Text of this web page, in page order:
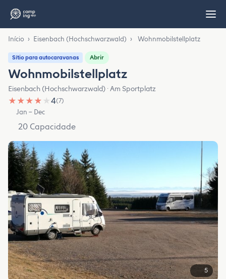
Início › Eisenbach (Hochschwarzwald) › Wohnmobilstellplatz
Sítio para autocaravanas Abrir
Wohnmobilstellplatz
Eisenbach (Hochschwarzwald) · Am Sportplatz
★ ★ ★ ★ ★4(7)
Jan – Dec
20 Capacidade
5